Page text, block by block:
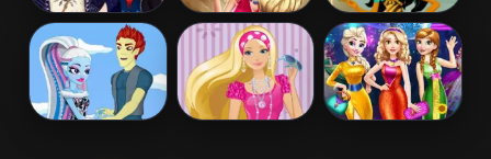
Disney Princess
Coachella
Sery Runway
Dolly Dress Up
Cleo
Bridesmaid
Makeover